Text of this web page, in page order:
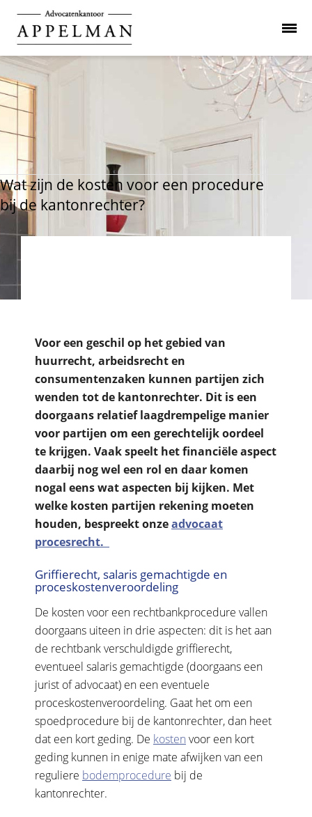
Wat zijn de kosten voor een procedure
bij de kantonrechter?
Voor een geschil op het gebied van
huurrecht, arbeidsrecht en
consumentenzaken kunnen partijen zich
wenden tot de kantonrechter. Dit is een
doorgaans relatief laagdrempelige manier
voor partijen om een gerechtelijk oordeel
te krijgen. Vaak speelt het financiële aspect
daarbij nog wel een rol en daar komen
nogal eens wat aspecten bij kijken. Met
welke kosten partijen rekening moeten
houden, bespreekt onzeadvocaat
procesrecht.
Griffierecht, salaris gemachtigde en
proceskostenveroordeling
De kosten voor een rechtbankprocedure vallen
doorgaans uiteen in drie aspecten: dit is het aan
de rechtbank verschuldigde griffierecht,
eventueel salaris gemachtigde (doorgaans een
jurist of advocaat) en een eventuele
proceskostenveroordeling. Gaat het om een
spoedprocedure bij de kantonrechter, dan heet
dat een kort geding. De kosten voor een kort
geding kunnen in enige mate afwijken van een
reguliere bodemprocedure bij de
kantonrechter.